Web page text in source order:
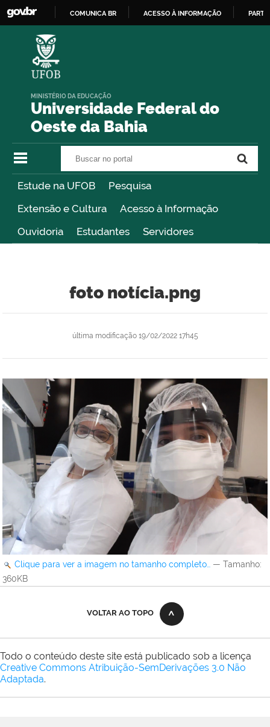
COMUNICA BR ACESSO À INFORMAÇÃO
Universidade Federal do
Oeste da Bahia
MINISTÉRIO DA EDUCAÇÃO
Estude na UFOB
Pesquisa
Extensão e Cultura
Acesso à Informação
Ouvidoria
Estudantes Servidores
foto notícia.png
última modificação19/02/2022 17h45
Clique para ver a imagem no tamanho completo… — Tamanho:
360KB
VOLTAR AO TOPO
Todo o conteúdo deste site está publicado sob a licença
Creative Commons Atribuição-SemDerivações 3.0 Não
Adaptada.